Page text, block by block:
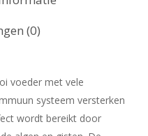
(0)
voeder met vele
systeem versterken
wordt bereikt door